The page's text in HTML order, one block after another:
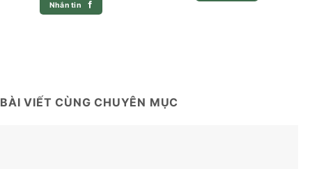
Nhắn tin
BÀI VIẾT CÙNG CHUYÊN MỤC